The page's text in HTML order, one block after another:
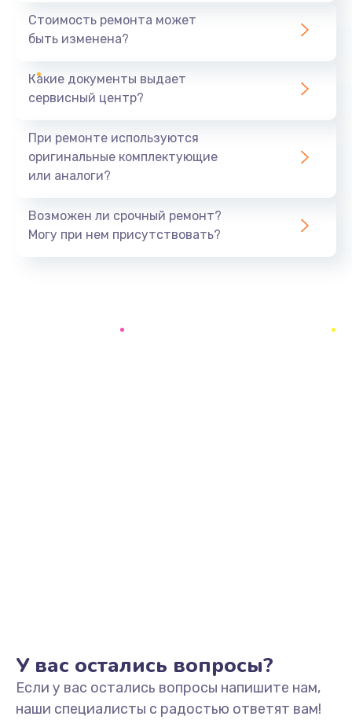
1440 руб.
Ремонт южного моста
Замена батарейки BIOS
Заказать
Замена/Pемонт карбюратора
1300 руб.
Стоимость ремонта может
быть изменена?
Какие документы выдает
сервисный центр?
При ремонте используются
оригинальные комплектующие
или аналоги?
Возможен ли срочный ремонт?
Могу при нем присутствовать?
У вас остались вопросы?
Если у вас остались вопросы напишите нам,
наши специалисты с радостью ответят вам!